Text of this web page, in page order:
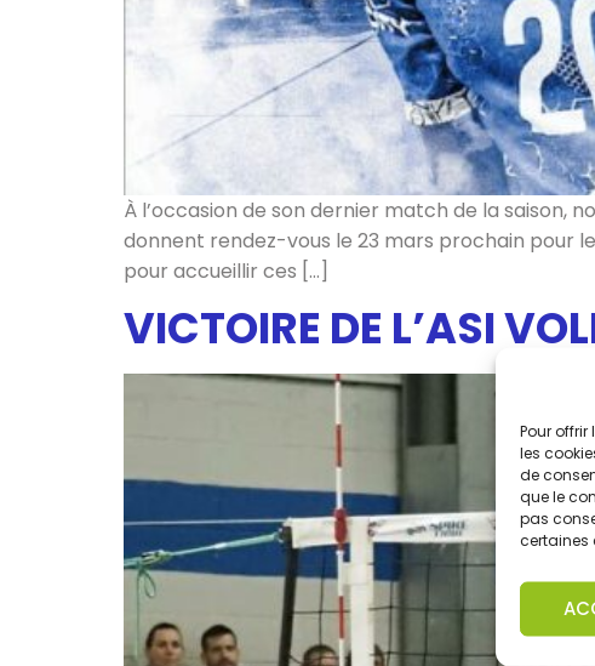
Pour
les
de
que le
pas
certaines
À l’occasion de son dernier match de la saison,
donnent rendez-vous le 23 mars prochain pour
pour accueillir ces […]
VICTOIRE DE L’ASI